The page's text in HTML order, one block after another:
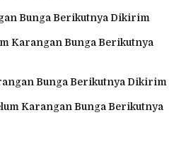
Bunga Berikutnya Dikirim
Karangan Bunga Berikutnya
Bunga Berikutnya Dikirim
Karangan Bunga Berikutnya